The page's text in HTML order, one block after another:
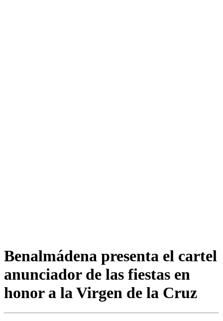
Benalmádena presenta el cartel
anunciador de las fiestas en
honor a la Virgen de la Cruz